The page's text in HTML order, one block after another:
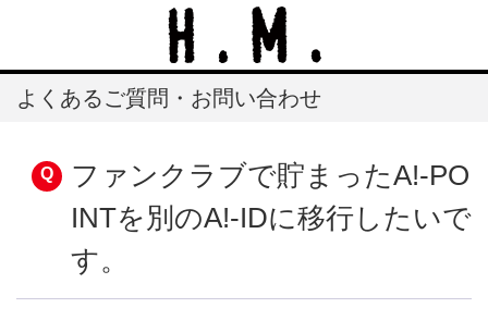
よくあるご質問・お問い合わせ
ファンクラブで貯まったA!-PO
INTを別のA!-IDに移行したいで
す。